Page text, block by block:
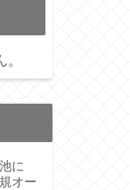
に
オー